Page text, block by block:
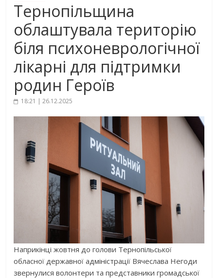
Тернопільщина
облаштувала територію
біля психоневрологічної
лікарні для підтримки
родин Героїв
18:21 | 26.12.2025
Наприкінці жовтня до голови Тернопільської
обласної державної адміністрації Вячеслава Негоди
звернулися волонтери та представники громадської